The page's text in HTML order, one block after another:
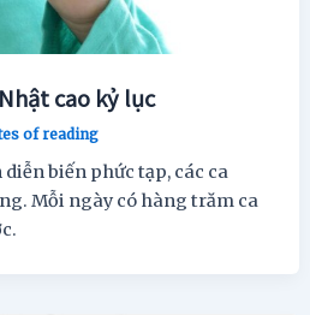
cao kỷ lục
of reading
biến phức tạp, các ca
Mỗi ngày có hàng trăm ca